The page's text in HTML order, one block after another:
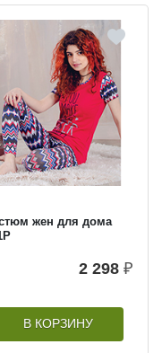
жен для дома
2 298 ₽
В КОРЗИНУ